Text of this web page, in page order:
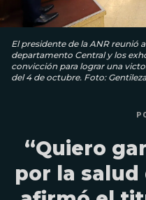
El presidente de la ANR reunió
departamento Central y los
convicción para lograr una
del 4 de octubre. Foto: Gentileza
“Quiero
por la salud